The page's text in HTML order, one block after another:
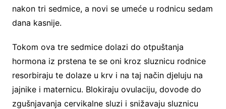
nakon tri sedmice, a novi se umeće u rodnicu sedam
dana kasnije.
Tokom ova tre sedmice dolazi do otpuštanja
hormona iz prstena te se oni kroz sluznicu rodnice
resorbiraju te dolaze u krv i na taj način djeluju na
jajnike i maternicu. Blokiraju ovulaciju, dovode do
zgušnjavanja cervikalne sluzi i snižavaju sluznicu